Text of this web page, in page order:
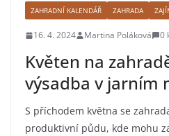
ZAHRADNÍ KALENDÁŘ ZAHRADA
16. 4. 2024 Martina Poláková 0
Květen na
výsadba v jarním
S příchodem května se
produktivní půdu, kde mohu